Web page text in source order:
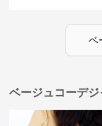
ベ
ベージュコーデ